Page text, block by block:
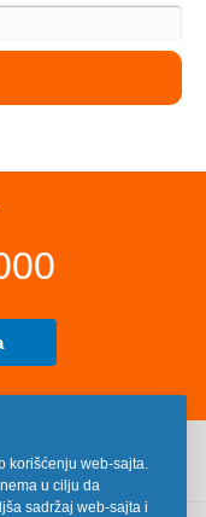
korišćenju web-sajta.
u cilju da
sadržaj web-sajta i